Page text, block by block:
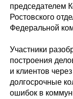
председателем
Ростовского
Федеральной
Участники
построения
и клиентов
долгосрочные
ошибок в